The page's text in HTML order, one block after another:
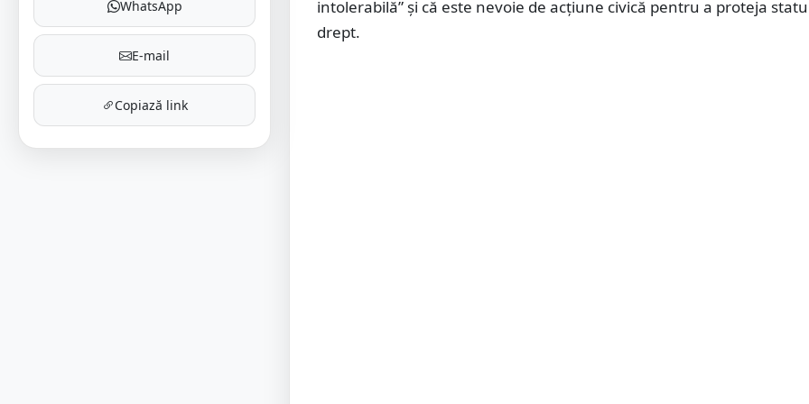
WhatsApp
E-mail
Copiază link
intolerabilă” și că este nevoie de acțiune civică pentru a proteja
drept.